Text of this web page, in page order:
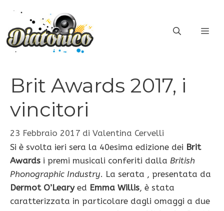
contenuto
Brit Awards 2017, i
vincitori
23 Febbraio 2017 di Valentina Cervelli
Si è svolta ieri sera la 40esima edizione dei Brit
Awards i premi musicali conferiti dalla British
Phonographic Industry. La serata , presentata da
Dermot O’Learyed Emma Willis, è stata
caratterizzata in particolare dagli omaggi a due